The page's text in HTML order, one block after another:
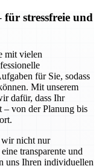
für stressfreie und
mit vielen
für Sie, sodass
Mit unserem
dafür, dass Ihr
– von der Planung bis
wir nicht nur
transparente und
uns Ihren individuellen